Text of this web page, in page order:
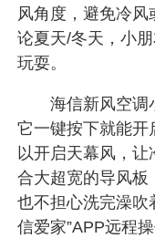
风角度，避免冷
论夏天/冬天，小
玩耍。
海信新风空调
它一键按下就能开
以开启天幕风，
合大超宽的导风板
也不担心洗完澡吹
信爱家”APP远程